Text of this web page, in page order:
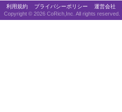
利用規約 プライバシーポリシー 運営会社
Copyright © 2026 CoRich,Inc. All rights reserved.